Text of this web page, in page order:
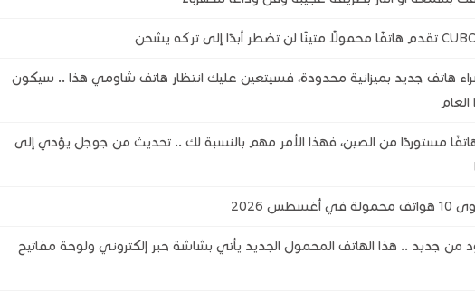
هاتف جديد بميزانية محدودة، فسيتعين عليك انتظار هاتف شاومي هذا .. سيكون
مستوردًا من الصين، فهذا الأمر مهم بالنسبة لك .. تحديث من جوجل يؤدي إلى
2026
من جديد .. هذا الهاتف المحمول الجديد يأتي بشاشة حبر إلكتروني ولوحة مفاتيح